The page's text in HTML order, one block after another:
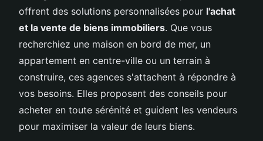
offrent des solutions personnalisées pour l'achat
et la vente de biens immobiliers. Que vous
recherchiez une maison en bord de mer, un
appartement en centre-ville ou un terrain à
construire, ces agences s'attachent à répondre à
vos besoins. Elles proposent des conseils pour
acheter en toute sérénité et guident les vendeurs
pour maximiser la valeur de leurs biens.